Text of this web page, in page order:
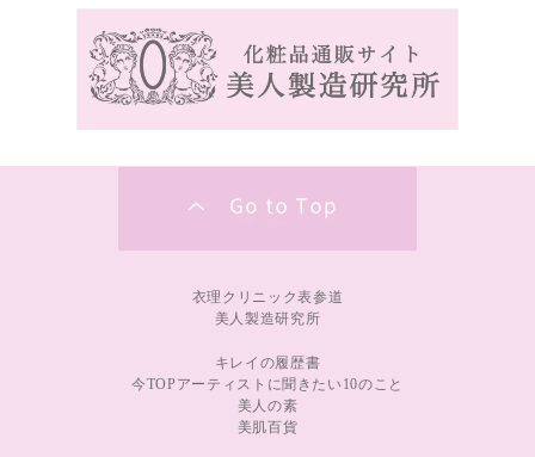
衣理クリニック表参道
美人製造研究所
キレイの履歴書
今TOPアーティストに聞きたい10のこと
美人の素
美肌百貨